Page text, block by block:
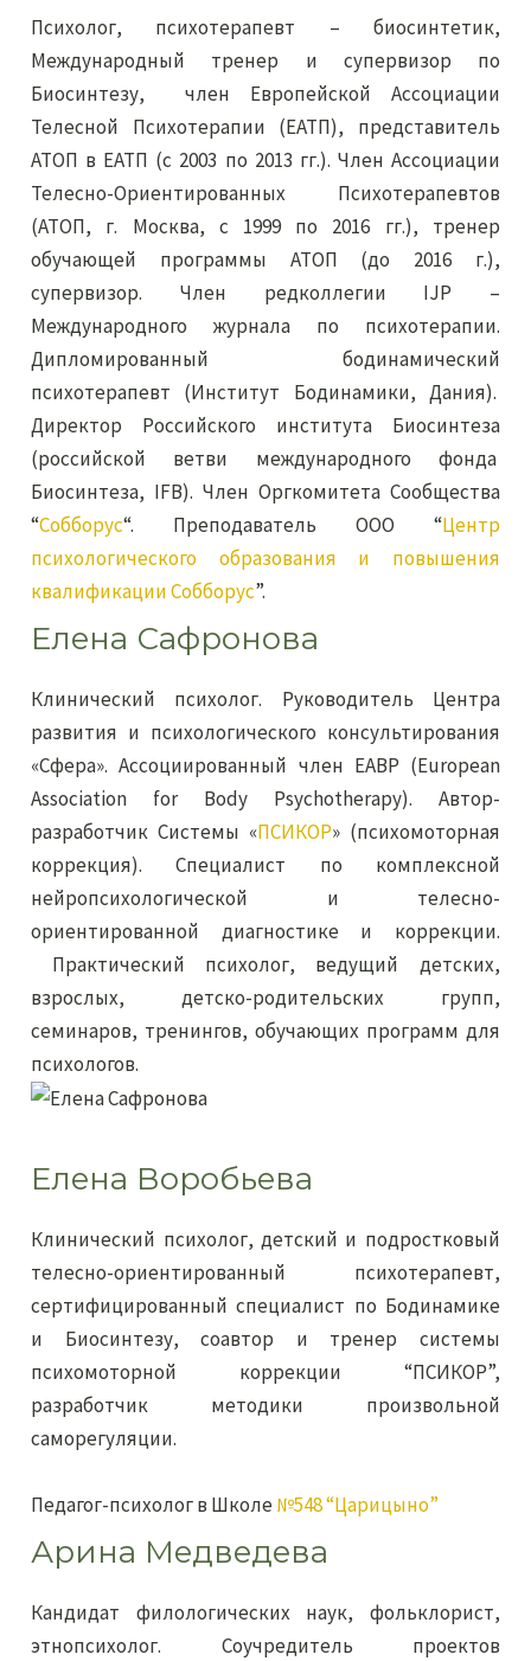
Психолог, психотерапевт – биосинтетик,
Международный тренер и супервизор по
Биосинтезу, член Европейской Ассоциации
Телесной Психотерапии (ЕАТП), представитель
АТОП в ЕАТП (с 2003 по 2013 гг.). Член Ассоциации
Телесно-Ориентированных Психотерапевтов
(АТОП, г. Москва, с 1999 по 2016 гг.), тренер
обучающей программы АТОП (до 2016 г.),
супервизор. Член редколлегии IJP –
Международного журнала по психотерапии.
Дипломированный бодинамический
психотерапевт (Институт Бодинамики, Дания).
Директор Российского института Биосинтеза
(российской ветви международного фонда
Биосинтеза, IFB). Член Оргкомитета Сообщества
“Собборус“. Преподаватель ООО “Центр
психологического образования и повышения
квалификации Собборус”.
Елена Сафронова
Клинический психолог. Руководитель Центра
развития и психологического консультирования
«Сфера». Ассоциированный член EABP (European
Association for Body Psychotherapy). Автор-
разработчик Системы «ПСИКОР» (психомоторная
коррекция). Специалист по комплексной
нейропсихологической и телесно-
ориентированной диагностике и коррекции.
Практический психолог, ведущий детских,
взрослых, детско-родительских групп,
семинаров, тренингов, обучающих программ для
психологов.
Елена Воробьева
Клинический психолог, детский и подростковый
телесно-ориентированный психотерапевт,
сертифицированный специалист по Бодинамике
и Биосинтезу, соавтор и тренер системы
психомоторной коррекции “ПСИКОР”,
разработчик методики произвольной
саморегуляции.
Педагог-психолог в Школе№548 “Царицыно”
Арина Медведева
Кандидат филологических наук, фольклорист,
этнопсихолог. Соучредитель проектов